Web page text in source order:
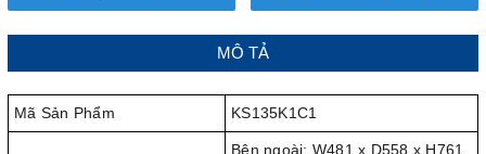
MÔ TẢ
Mã Sản Phẩm KS135K1C1
Bên ngoài: W481 x D558 x H761